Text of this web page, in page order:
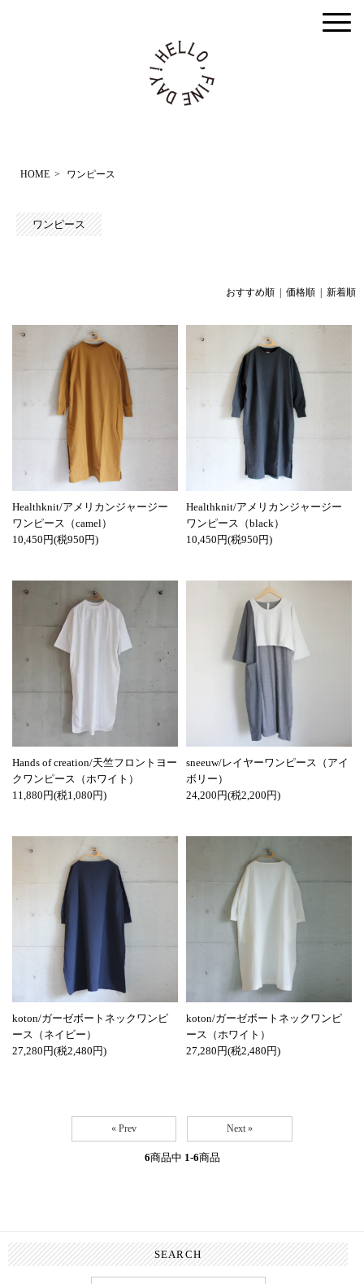
HOME > ワンピース
ワンピース
おすすめ順 | 価格順 | 新着順
Healthknit/アメリカンジャージー
ワンピース（camel）
10,450円(税950円)
Healthknit/アメリカンジャージー
ワンピース（black）
10,450円(税950円)
Hands of creation/天竺フロントヨー
クワンピース（ホワイト）
11,880円(税1,080円)
sneeuw/レイヤーワンピース（アイ
ボリー）
24,200円(税2,200円)
koton/ガーゼボートネックワンピ
ース（ネイビー）
27,280円(税2,480円)
koton/ガーゼボートネックワンピ
ース（ホワイト）
27,280円(税2,480円)
« Prev Next »
6商品中 1-6商品
SEARCH